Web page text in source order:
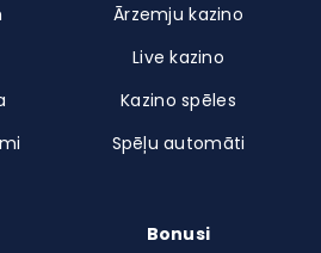
Ārzemju kazino
Live kazino
Kazino spēles
Spēļu automāti
Bonusi